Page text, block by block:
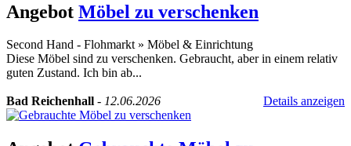
Angebot Möbel zu verschenken
Second Hand - Flohmarkt » Möbel & Einrichtung
Diese Möbel sind zu verschenken. Gebraucht, aber in einem relativ
guten Zustand. Ich bin ab...
Bad Reichenhall - 12.06.2026 Details anzeigen